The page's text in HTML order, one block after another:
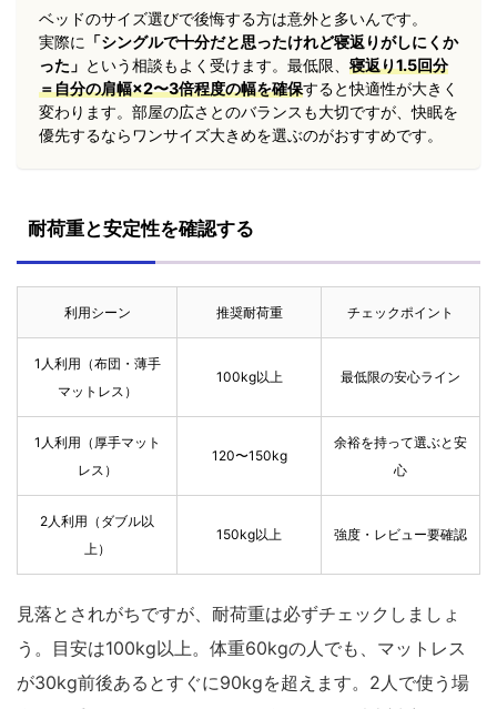
ベッドのサイズ選びで後悔する方は意外と多いんです。
実際に 「シングルで十分だと思ったけれど寝返りがしにくか
った」 という相談もよく受けます。最低限、 寝返り1.5回分
＝自分の肩幅×2〜3倍程度の幅を確保すると快適性が大きく
変わります。部屋の広さとのバランスも大切ですが、快眠を
優先するならワンサイズ大きめを選ぶのがおすすめです。
耐荷重と安定性を確認する
利用シーン 推奨耐荷重 チェックポイント
1人利用（布団・薄手
マットレス）
100kg以上 最低限の安心ライン
1人利用（厚手マット
レス）
120〜150kg
余裕を持って選ぶと安
心
2人利用（ダブル以
上）
150kg以上 強度・レビュー要確認
見落とされがちですが、耐荷重は必ずチェックしましょ
う。目安は100kg以上。体重60kgの人でも、マットレス
が30kg前後あるとすぐに90kgを超えます。2人で使う場